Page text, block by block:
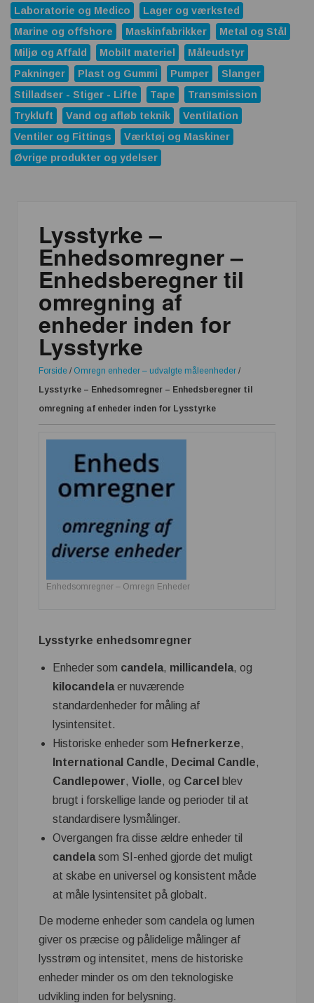
Laboratorie og Medico
Lager og værksted
Marine og offshore
Maskinfabrikker
Metal og Stål
Miljø og Affald
Mobilt materiel
Måleudstyr
Pakninger
Plast og Gummi Pumper
Slanger
Stilladser - Stiger - Lifte
Tape
Transmission
Trykluft
Vand og afløb teknik
Ventilation
Ventiler og Fittings
Værktøj og Maskiner
Øvrige produkter og ydelser
Lysstyrke –
Enhedsomregner –
Enhedsberegner til
omregning af
enheder inden for
Lysstyrke
Forside / Omregn enheder – udvalgte måleenheder /
Lysstyrke – Enhedsomregner – Enhedsberegner til
omregning af enheder inden for Lysstyrke
Enhedsomregner – Omregn Enheder
Lysstyrke enhedsomregner
Enheder som candela, millicandela, og
kilocandelaer nuværende
standardenheder for måling af
lysintensitet.
Historiske enheder som Hefnerkerze,
International Candle, Decimal Candle,
Candlepower, Violle, og Carcel
blev
brugt i forskellige lande og perioder til at
standardisere lysmålinger.
Overgangen fra disse ældre enheder til
candelasom SI-enhed gjorde det muligt
at skabe en universel og konsistent måde
at måle lysintensitet på globalt.
De moderne enheder som candela og lumen
giver os præcise og pålidelige målinger af
lysstrøm og intensitet, mens de historiske
enheder minder os om den teknologiske
udvikling inden for belysning.